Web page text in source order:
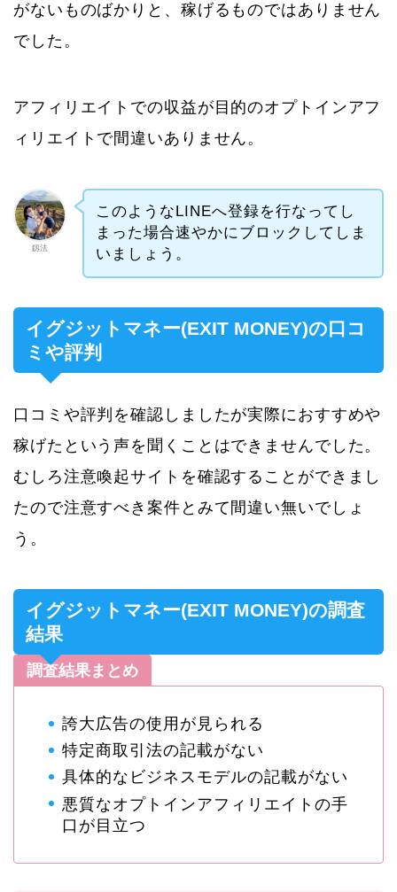
がないものばかりと、稼げるものではありません
でした。
アフィリエイトでの収益が目的のオプトインアフ
ィリエイトで間違いありません。
釼法
このようなLINEへ登録を行なってし
まった場合速やかにブロックしてしま
いましょう。
イグジットマネー(EXIT MONEY)の口コ
ミや評判
口コミや評判を確認しましたが実際におすすめや
稼げたという声を聞くことはできませんでした。
むしろ注意喚起サイトを確認することができまし
たので注意すべき案件とみて間違い無いでしょ
う。
イグジットマネー(EXIT MONEY)の調査
結果
調査結果まとめ
誇大広告の使用が見られる
特定商取引法の記載がない
具体的なビジネスモデルの記載がない
悪質なオプトインアフィリエイトの手
口が目立つ